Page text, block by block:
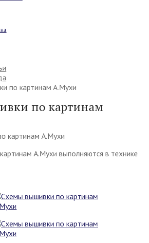
по картинам А.Мухи
по картинам
А.Мухи выполняются в технике